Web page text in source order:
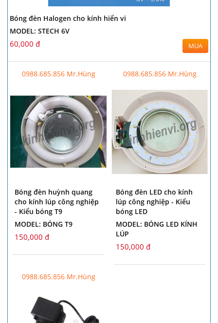
Bóng đèn Halogen cho kính hiển vi
MODEL: STECH 6V
60,000 đ MUA
0988.685.856 Mr.Hùng
Bóng đèn huỳnh quang
cho kính lúp công nghiệp
- Kiểu bóng T9
MODEL: BÓNG T9
150,000 đ
0988.685.856 Mr.Hùng
Bóng đèn LED cho kính
lúp công nghiệp - Kiểu
bóng LED
MODEL: BÓNG LED KÍNH
LÚP
150,000 đ
0988.685.856 Mr.Hùng